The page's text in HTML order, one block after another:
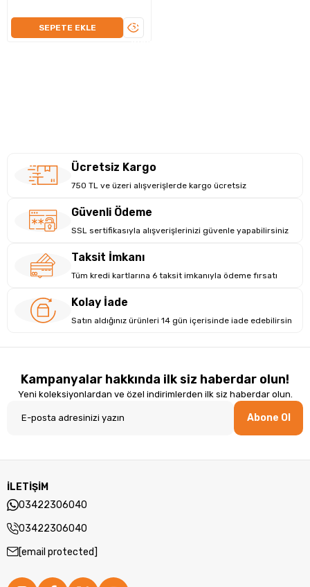
SEPETE EKLE
ÜRÜNÜ
Ücretsiz Kargo
750 TL ve üzeri alışverişlerde kargo ücretsiz
Güvenli Ödeme
SSL sertifikasıyla alışverişlerinizi güvenle yapabilirsiniz
Taksit İmkanı
Tüm kredi kartlarına 6 taksit imkanıyla ödeme fırsatı
Kolay İade
Satın aldığınız ürünleri 14 gün içerisinde iade edebilirsin
Kampanyalar hakkında ilk siz haberdar olun!
Yeni koleksiyonlardan ve özel indirimlerden ilk siz haberdar olun.
Abone Ol
İLETİŞİM
03422306040
03422306040
[email protected]